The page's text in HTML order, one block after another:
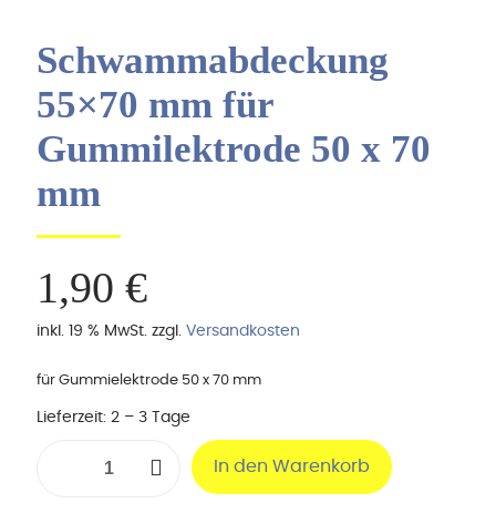
Schwammabdeckung
55×70 mm für
Gummilektrode 50 x 70
mm
1,90 €
inkl. 19 % MwSt. zzgl. Versandkosten
für Gummielektrode 50 x 70 mm
Lieferzeit: 2 – 3 Tage
In den Warenkorb